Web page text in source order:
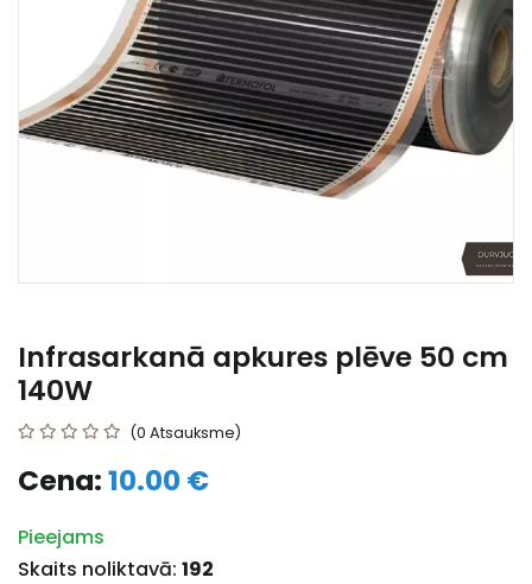
Infrasarkanā apkures plēve 50 cm
140W
(0 Atsauksme)
Cena:10.00 €
Pieejams
Skaits noliktavā: 192